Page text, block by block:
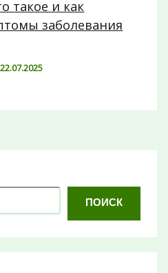
такое и как
заболевания
22.07.2025
ПОИСК